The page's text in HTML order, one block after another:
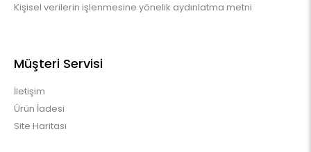
Kişisel verilerin işlenmesine yönelik aydınlatma metni
Müşteri Servisi
İletişim
Ürün İadesi
Site Haritası